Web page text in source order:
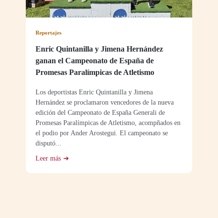
Reportajes
Enric Quintanilla y Jimena Hernández
ganan el Campeonato de España de
Promesas Paralímpicas de Atletismo
Los deportistas Enric Quintanilla y Jimena
Hernández se proclamaron vencedores de la nueva
edición del Campeonato de España Generali de
Promesas Paralímpicas de Atletismo, acompñados en
el podio por Ander Arostegui. El campeonato se
disputó...
Leer más